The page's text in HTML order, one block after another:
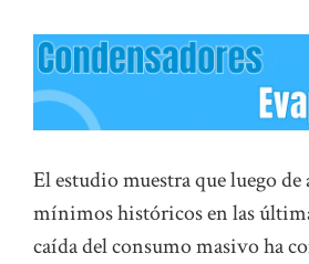
El estudio muestra que luego
mínimos históricos en las
caída del consumo masivo ha